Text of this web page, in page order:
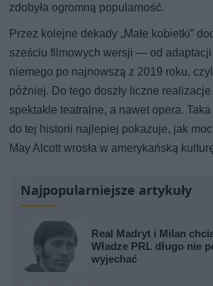
zdobyła ogromną popularność.
Przez kolejne dekady „Małe kobietki”
sześciu filmowych wersji — od
niemego po najnowszą z 2019 roku,
później. Do tego doszły liczne
spektakle teatralne, a nawet opera.
do tej historii najlepiej pokazuje, jak
May Alcott wrosła w amerykańską
Najpopularniejsze artykuły
Real Madryt i Milan
Władze PRL długo nie
wyjechać